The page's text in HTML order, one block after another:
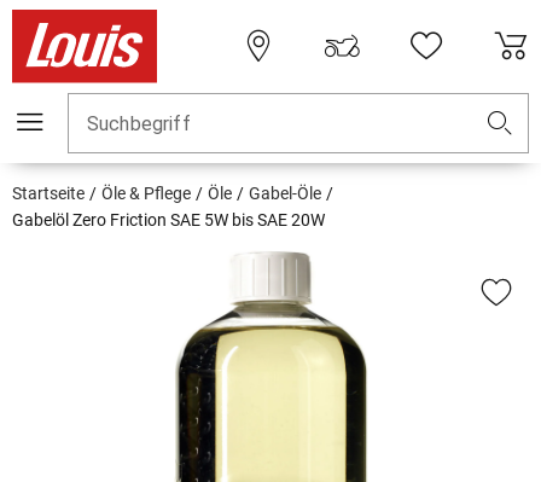
Suchbegriff
Startseite Öle & Pflege Öle
Gabel-Öle
Gabelöl Zero Friction SAE 5W bis SAE 20W